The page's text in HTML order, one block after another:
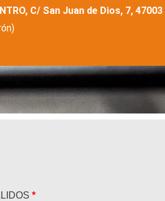
C/ San Juan de Dios, 7,
*